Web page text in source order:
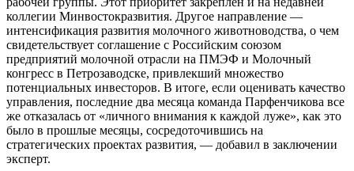
коллегии Минвостокразвития. Другое направление —
интенсификация развития молочного животноводства, о чем
свидетельствует соглашение с Российским союзом
предприятий молочной отрасли на ПМЭФ и Молочный
конгресс в Петрозаводске, привлекший множество
потенциальных инвесторов. В итоге, если оценивать качество
управления, последние два месяца команда Парфенчикова все
же отказалась от «личного внимания к каждой луже», как это
было в прошлые месяцы, сосредоточившись на
стратегических проектах развития, — добавил в заключении
эксперт.